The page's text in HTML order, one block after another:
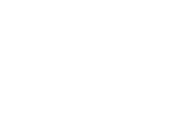
слой
матраса, надежная и упругая
трикотаж класса “Люкс”,
“Аэратора” с каждой стороны